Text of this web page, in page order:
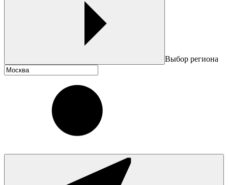
Выбор региона